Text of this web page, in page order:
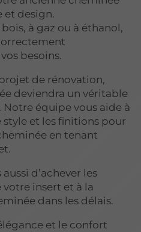
et design.
bois, à gaz ou à éthanol,
besoins.
de rénovation,
deviendra un véritable
équipe vous aide à
et les finitions pour
en tenant
d’achever les
votre insert et à la
dans les délais.
et le confort